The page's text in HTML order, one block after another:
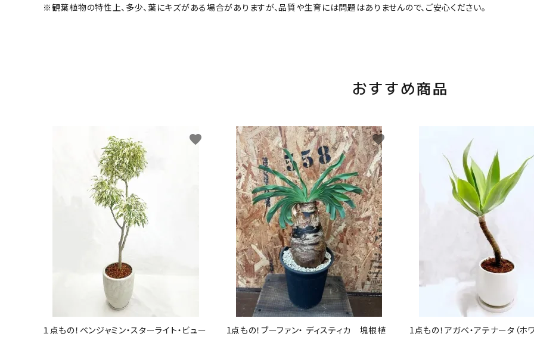
※観葉植物の特性上、多少、葉にキズがある場合がありますが、品質や生育には問題はありませんので、ご安心ください。
おすすめ商品
１点もの！ベンジャミン・スターライト・ビュー
favorite
1点もの！ブーファン・ ディスティカ 塊根植
favorite
1点もの！アガベ・アテナータ（ホ